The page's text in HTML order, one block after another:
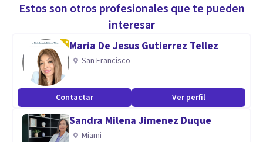
Estos son otros profesionales que te pueden
interesar
Maria De Jesus Gutierrez Tellez
San Francisco
Contactar Ver perfil
Sandra Milena Jimenez Duque
Miami